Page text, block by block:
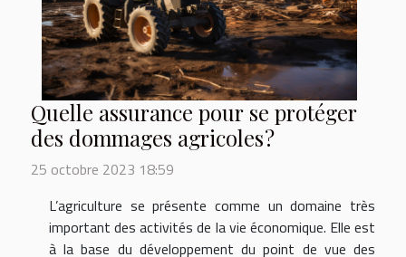
Quelle assurance pour se protéger
des dommages agricoles ?
25 octobre 2023 18:59
L’agriculture se présente comme un domaine très
important des activités de la vie économique. Elle est
à la base du développement du point de vue des